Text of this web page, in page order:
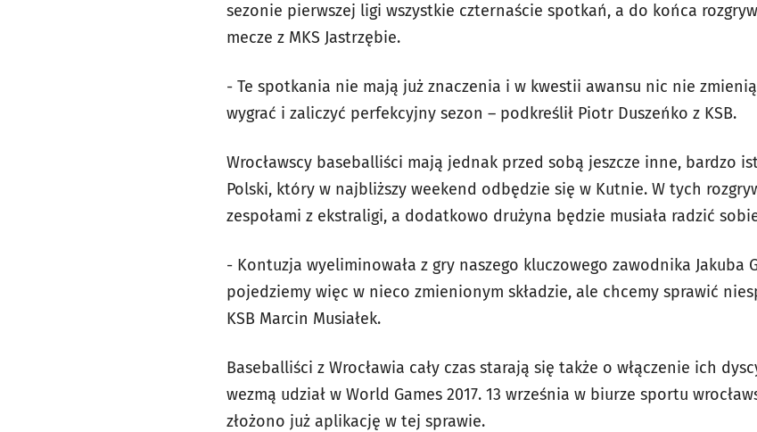
sezonie pierwszej ligi wszystkie czternaście spotkań, a do końca
mecze z MKS Jastrzębie.
- Te spotkania nie mają już znaczenia i w kwestii awansu nic nie
wygrać i zaliczyć perfekcyjny sezon – podkreślił Piotr Duszeńko z KSB.
Wrocławscy baseballiści mają jednak przed sobą jeszcze inne, bardzo
Polski, który w najbliższy weekend odbędzie się w Kutnie. W tych
zespołami z ekstraligi, a dodatkowo drużyna będzie musiała radzić
- Kontuzja wyeliminowała z gry naszego kluczowego zawodnika Jakuba
pojedziemy więc w nieco zmienionym składzie, ale chcemy sprawić
KSB Marcin Musiałek.
Baseballiści z Wrocławia cały czas starają się także o włączenie ich
wezmą udział w World Games 2017. 13 września w biurze sportu
złożono już aplikację w tej sprawie.